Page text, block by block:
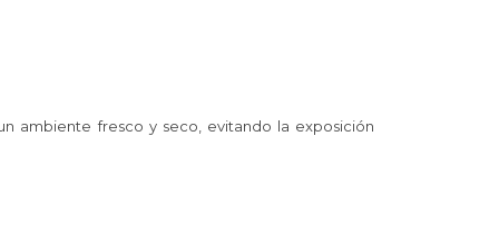
ambiente fresco y seco, evitando la exposición